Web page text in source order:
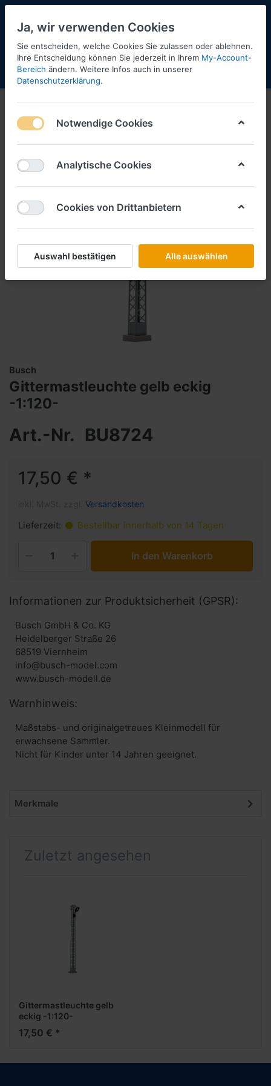
Menü Anmelden Shopaktualisierung
Busch
Gittermastleuchte gelb eckig
-1:120-
Art.-Nr. BU8724
17,50 € *
Versandkosten
Lieferzeit: Bestellbar innerhalb von 14 Tagen
In den Warenkorb
Informationen zur Produktsicherheit (GPSR):
Busch GmbH & Co. KG
Heidelberger Straße 26
68519 Viernheim
info@busch-model.com
www.busch-modell.de
Warnhinweis:
Maßstabs- und originalgetreues Kleinmodell für
erwachsene Sammler.
Nicht für Kinder unter 14 Jahren geeignet.
Merkmale
Zuletzt angesehen
Gittermastleuchte gelb
eckig -1:120-
17,50 € *
Ja, wir verwenden Cookies
Sie entscheiden, welche Cookies Sie zulassen oder ablehnen.
Ihre Entscheidung können Sie jederzeit in Ihrem My-Account-
Bereich ändern. Weitere Infos auch in unserer
Datenschutzerklärung.
Notwendige Cookies
Analytische Cookies
Cookies von Drittanbietern
Auswahl bestätigen Alle auswählen